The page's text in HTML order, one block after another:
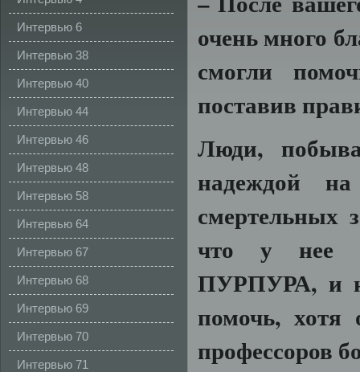
Интервью 6
Интервью 38
Интервью 40
Интервью 44
Интервью 46
Интервью 48
Интервью 58
Интервью 64
Интервью 67
Интервью 68
Интервью 69
Интервью 70
Интервью 71
очень много
смогли
поставив
Люди,
надеждой
смертельных
что у нее
ПУРПУРА, и
помочь, хотя
профессоров